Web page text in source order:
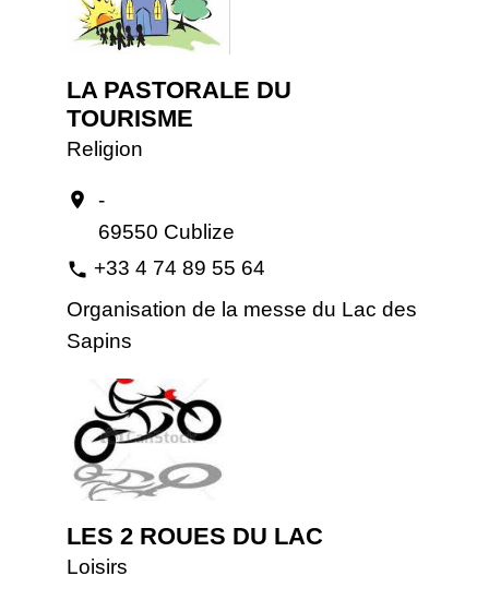
LA PASTORALE DU
TOURISME
Religion
location_on
-
69550 Cublize
phone +33 4 74 89 55 64
Organisation de la messe du Lac des
Sapins
LES 2 ROUES DU LAC
Loisirs